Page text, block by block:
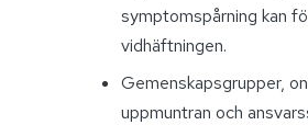
symptomspårning kan
vidhäftningen.
Gemenskapsgrupper,
uppmuntran och